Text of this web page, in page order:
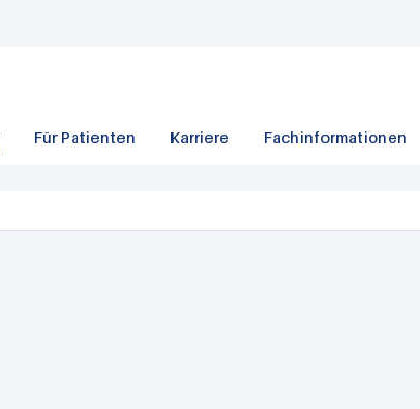
Für Patienten Karriere Fachinformationen